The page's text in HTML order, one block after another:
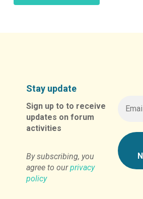
Stay update
Sign up to to receive
updates on forum
activities
By subscribing, you
agree to ourprivacy
policy